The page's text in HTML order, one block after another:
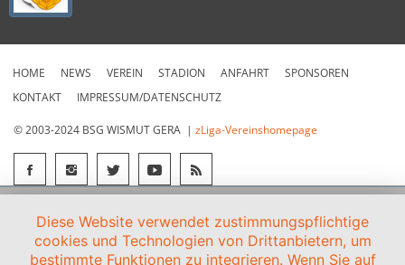
HOME NEWS VEREIN STADION ANFAHRT
SPONSOREN
KONTAKT
IMPRESSUM/DATENSCHUTZ
© 2003-2024 BSG WISMUT GERA | zLiga-Vereinshomepage
Diese Website verwendet zustimmungspflichtige
cookies und Technologien von Drittanbietern, um
bestimmte Funktionen zu integrieren. Wenn Sie auf